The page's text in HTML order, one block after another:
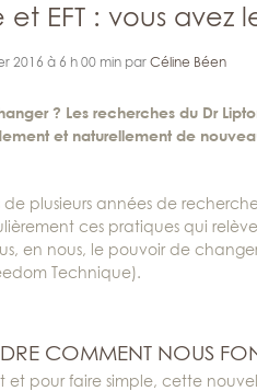
et EFT : vous
2016 à 6 h 00 min par Céline Béen
? Les recherches du Dr
et naturellement de
de plusieurs années de
ces pratiques qui
en nous, le pouvoir de
Technique).
COMMENT NOUS
et pour faire simple, cette